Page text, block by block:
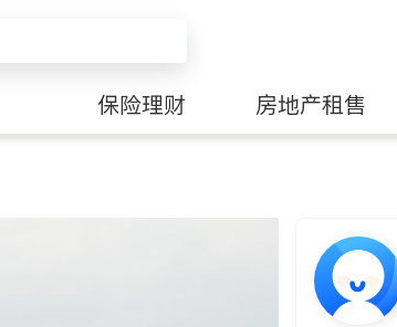
保险理财 房地产租售